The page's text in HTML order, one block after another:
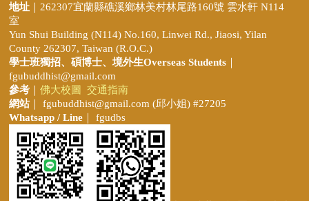
地址 ｜262307宜蘭縣礁溪鄉林美村林尾路160號 雲水軒 N114
室
Yun Shui Building (N114) No.160, Linwei Rd., Jiaosi, Yilan
County 262307, Taiwan (R.O.C.)
學士班獨招、 碩博士、境外生Overseas Students
fgubuddhist@gmail.com
參考
佛大校圖
交通指南
網站｜ fgubuddhist@gmail.com (邱小姐) #27205
Whatsapp / Line ｜ fgudbs